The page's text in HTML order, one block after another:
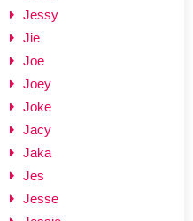
Jessy
Jie
Joe
Joey
Joke
Jacy
Jaka
Jes
Jesse